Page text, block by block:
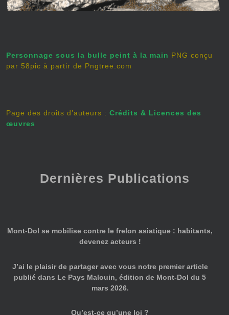
Personnage sous la bulle peint à la main PNG conçu
par 58pic à partir de Pngtree.com
Page des droits d’auteurs : Crédits & Licences des
œuvres
Dernières Publications
Mont-Dol se mobilise contre le frelon asiatique : habitants,
devenez acteurs !
J’ai le plaisir de partager avec vous notre premier article
publié dans Le Pays Malouin, édition de Mont-Dol du 5
mars 2026.
Qu’est-ce qu’une loi ?